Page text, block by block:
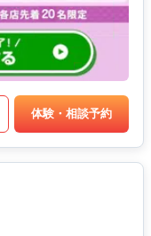
体験・相談予約